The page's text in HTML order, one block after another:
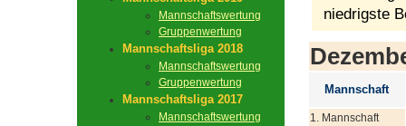
Mannschaftswertung
Gruppenwertung
Mannschaftsliga 2018
Mannschaftswertung
Gruppenwertung
Mannschaftsliga 2017
Mannschaftswertung
niedrigste
Mannschaft
1. Mannschaft